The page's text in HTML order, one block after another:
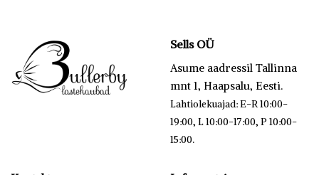
Sells OÜ
Asume aadressil Tallinna
mnt 1, Haapsalu, Eesti.
Lahtiolekuajad: E-R 10:00-
19:00, L 10:00-17:00, P 10:00-
15:00.